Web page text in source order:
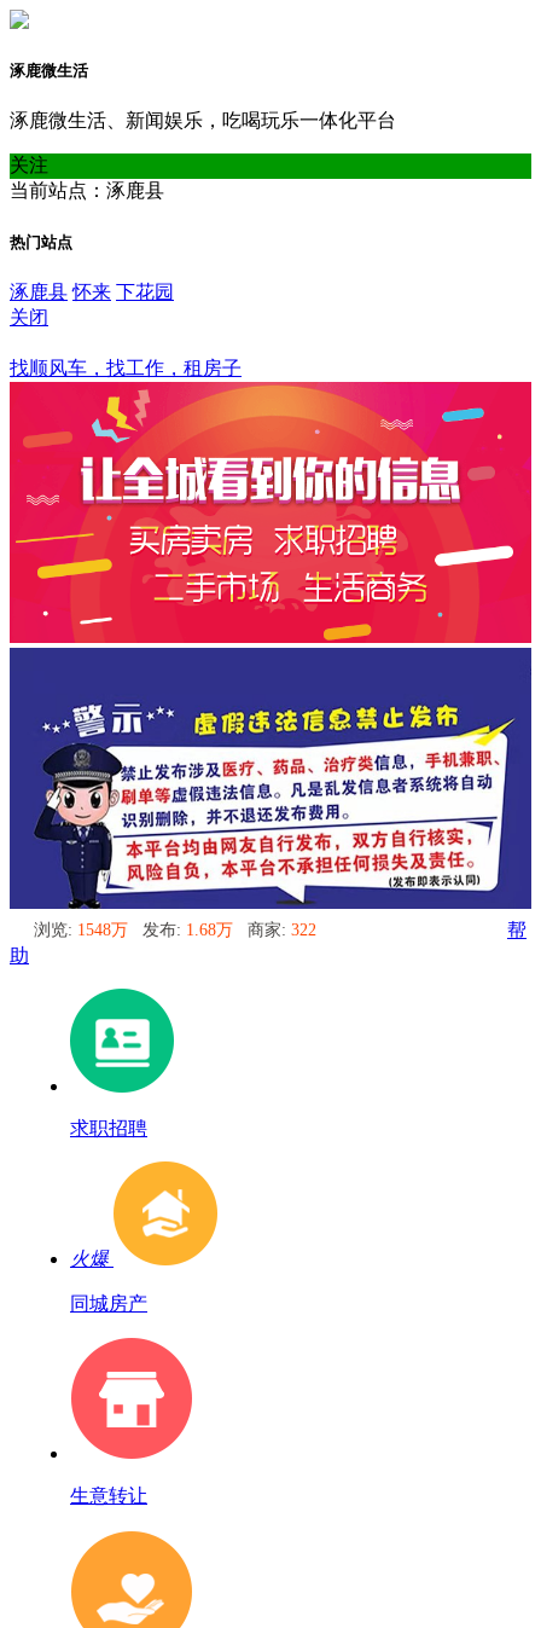
涿鹿微生活
涿鹿微生活、新闻娱乐，吃喝玩乐一体化平台
关注
当前站点：涿鹿县
热门站点
涿鹿县 怀来 下花园
关闭
找顺风车，找工作，租房子
浏览: 1548万 发布: 1.68万 商家: 322
帮
助
求职招聘
火爆
同城房产
生意转让